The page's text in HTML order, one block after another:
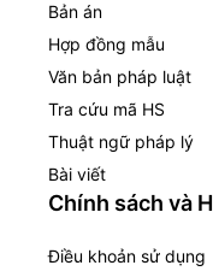
Bản án
Hợp đồng mẫu
Văn bản pháp luật
Tra cứu mã HS
Thuật ngữ pháp lý
Bài viết
Chính sách và
Điều khoản sử dụng